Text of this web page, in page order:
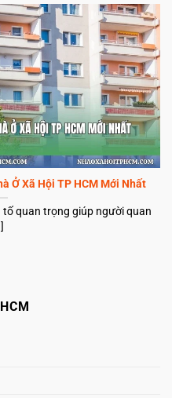
Ở Xã Hội TP HCM Mới Nhất
tố quan trọng giúp người quan